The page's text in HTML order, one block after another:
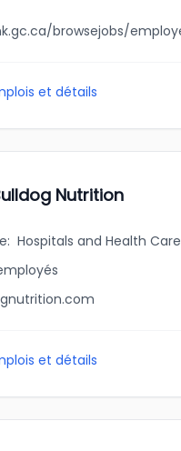
et détails
Nutrition
: Hospitals and Health Care
et détails